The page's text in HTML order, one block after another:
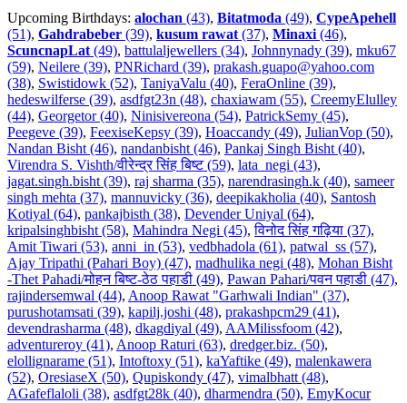
Upcoming Birthdays: alochan (43), Bitatmoda (49), CypeApehell
(51), Gahdrabeber (39), kusum rawat(37), Minaxi(46),
ScuncnapLat(49), battulaljewellers (34), Johnnynady (39), mku67
(59), Neilere (39), PNRichard (39), prakash.guapo@yahoo.com
(38), Swistidowk (52), TaniyaValu (40), FeraOnline (39),
hedeswilferse (39), asdfgt23n (48), chaxiawam (55), CreemyElulley
(44), Georgetor (40), Ninisivereona (54), PatrickSemy (45),
Peegeve (39), FeexiseKepsy (39), Hoaccandy (49), JulianVop (50),
Nandan Bisht (46), nandanbisht (46), Pankaj Singh Bisht (40),
Virendra S. Vishth/वीरेन्द्र सिंह बिष्ट (59), lata_negi (43),
jagat.singh.bisht (39), raj sharma (35), narendrasingh.k (40), sameer
singh mehta (37), mannuvicky (36), deepikakholia (40), Santosh
Kotiyal (64), pankajbisth (38), Devender Uniyal (64),
kripalsinghbisht (58), Mahindra Negi (45),विनोद सिंह गढ़िया (37),
Amit Tiwari (53), anni_in (53), vedbhadola (61), patwal_ss (57),
Ajay Tripathi (Pahari Boy) (47), madhulika negi (48), Mohan Bisht
-Thet Pahadi/मोहन बिष्ट-ठेठ पहाडी (49), Pawan Pahari/पवन पहाडी (47),
rajindersemwal (44), Anoop Rawat "Garhwali Indian" (37),
purushotamsati (39), kapilj.joshi (48), prakashpcm29 (41),
devendrasharma (48), dkagdiyal (49), AAMilissfoom (42),
adventureroy (41), Anoop Raturi (63), dredger.biz. (50),
elollignarame (51), Intoftoxy (51), kaYaftike (49), malenkawera
(52), OresiaseX (50), Qupiskondy (47), vimalbhatt (48),
AGafeflaloli (38), asdfgt28k (40), dharmendra (50), EmyKocur